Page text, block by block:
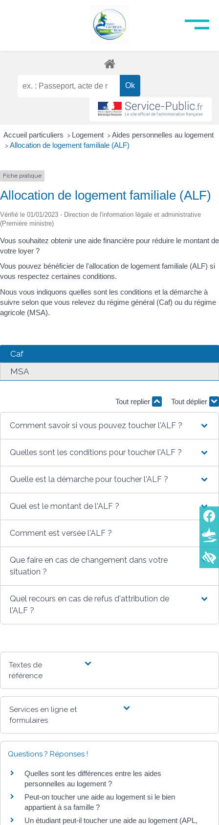
Accueil particuliers > Logement > Aides personnelles au logement
> Allocation de logement familiale (ALF)
Fiche pratique
Allocation de logement familiale (ALF)
Vérifié le 01/01/2023 - Direction de l'information légale et administrative
(Première ministre)
Vous souhaitez obtenir une aide financière pour réduire le montant de
votre loyer ?
Vous pouvez bénéficier de l'allocation de logement familiale (ALF) si
vous respectez certaines conditions.
Nous vous indiquons quelles sont les conditions et la démarche à
suivre selon que vous relevez du régime général (Caf) ou du régime
agricole (MSA).
Caf
MSA
Tout replier Tout déplier
Comment savoir si vous pouvez toucher l'ALF ?
Quelles sont les conditions pour toucher l'ALF ?
Quelle est la démarche pour toucher l'ALF ?
Quel est le montant de l'ALF ?
Comment est versée l'ALF ?
Que faire en cas de changement dans votre
situation ?
Quel recours en cas de refus d'attribution de
l'ALF ?
Textes de
référence
Services en ligne et
formulaires
Questions ? Réponses !
Quelles sont les différences entre les aides
personnelles au logement ?
Peut-on toucher une aide au logement si le bien
appartient à sa famille ?
Un étudiant peut-il toucher une aide au logement (APL,